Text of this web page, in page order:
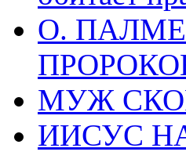
О.
МУЖ
ИИСУС